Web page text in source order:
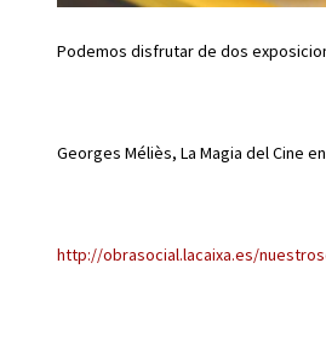
Podemos disfrutar de dos
Georges Méliès, La Magia del Cine
http://obrasocial.lacaixa.es/